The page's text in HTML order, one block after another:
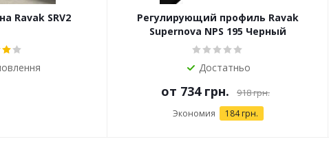
Ravak SRV2
Регулирующий профиль Ravak
Supernova NPS 195 Черный
Достатньо
от 734 грн. 918 грн.
Экономия 184 грн.